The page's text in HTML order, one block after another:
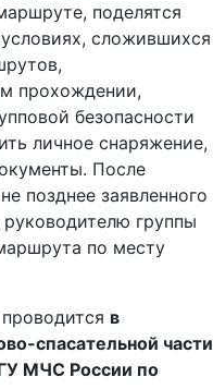
поделятся
сложившихся
прохождении,
безопасности
личное снаряжение,
После
позднее заявленного
группы
по месту
в
спасательной части
МЧС России по